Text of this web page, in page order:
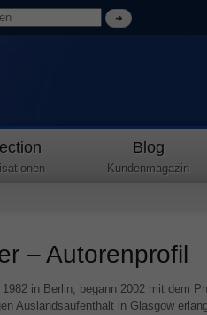
Blog
Kundenmagazin
– Autorenprofil
in Berlin, begann 2002 mit dem
Auslandsaufenthalt in Glasgow